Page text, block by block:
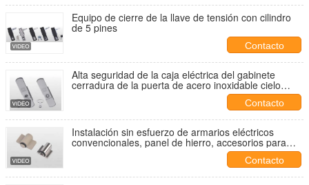
Equipo de cierre de la llave de tensión con cilindro
de 5 pines
Contacto
Alta seguridad de la caja eléctrica del gabinete
cerradura de la puerta de acero inoxidable cielo
tierra de enlace superior inferior de enlace
Contacto
Instalación sin esfuerzo de armarios eléctricos
convencionales, panel de hierro, accesorios para
armarios Rittal y piezas de pestillo de latón
Contacto